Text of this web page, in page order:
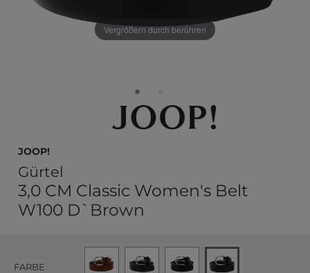
Vergrößern durch berühren
JOOP!
Gürtel
3,0 CM Classic Women's Belt
W100 D`Brown
FARBE